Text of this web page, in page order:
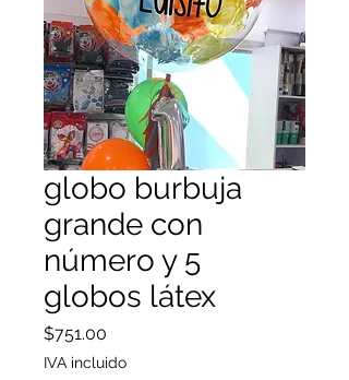
globo burbuja
grande con
número y 5
globos látex
$751.00
IVA incluido